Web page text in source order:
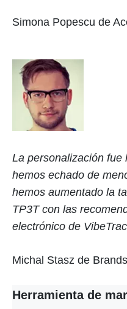
Simona Popescu de
La personalización fue
hemos echado de
hemos aumentado la
TP3T con las
electrónico de
Michal Stasz de
Herramienta de